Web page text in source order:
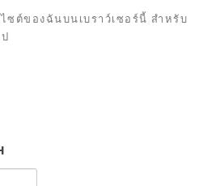
ซต์ของฉันบนเบราว์เซอร์นี้ สำหรับ